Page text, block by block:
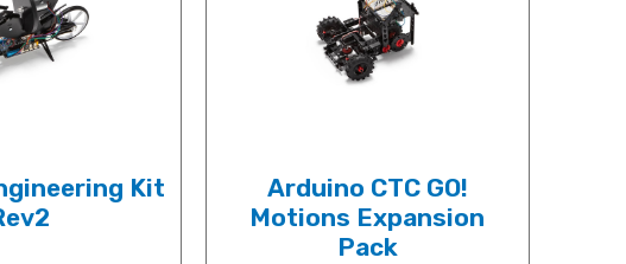
Kit
Arduino CTC GO!
Motions Expansion
Pack